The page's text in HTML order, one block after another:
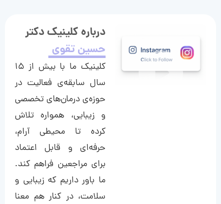
درباره کلینیک دکتر
حسین تقوی
کلینیک ما با بیش از ۱۵
سال سابقه‌ی فعالیت در
حوزه‌ی درمان‌های تخصصی
و زیبایی، همواره تلاش
کرده تا محیطی آرام،
حرفه‌ای و قابل اعتماد
برای مراجعین فراهم کند.
ما باور داریم که زیبایی و
سلامت، در کنار هم معنا